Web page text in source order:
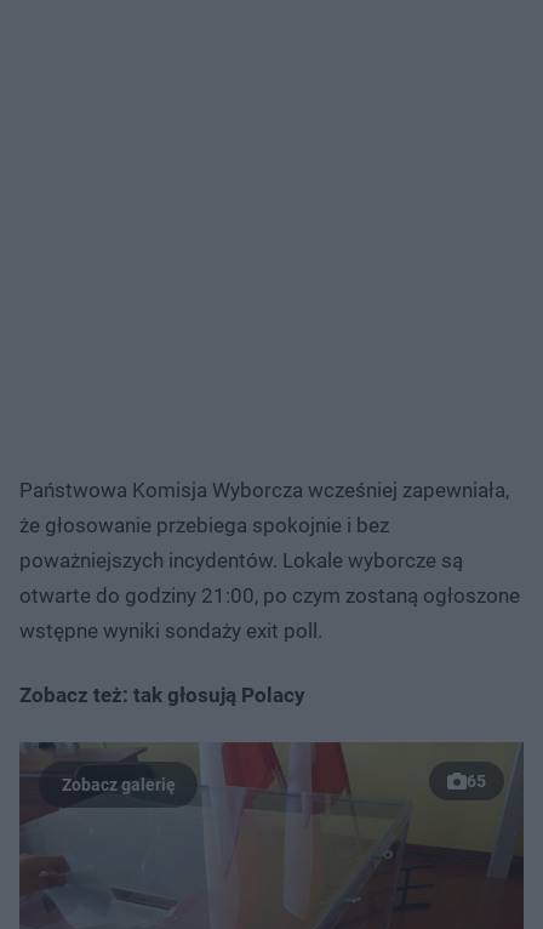
Państwowa Komisja Wyborcza wcześniej zapewniała,
że głosowanie przebiega spokojnie i bez
poważniejszych incydentów. Lokale wyborcze są
otwarte do godziny 21:00, po czym zostaną ogłoszone
wstępne wyniki sondaży exit poll.
Zobacz też: tak głosują Polacy
65